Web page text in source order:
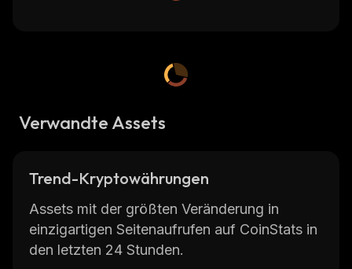
Verwandte Assets
Trend-Kryptowährungen
Assets mit der größten Veränderung in
einzigartigen Seitenaufrufen auf CoinStats in
den letzten 24 Stunden.